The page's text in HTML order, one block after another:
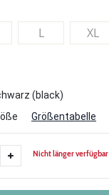
L XL
(black)
Größentabelle
Nicht länger verfügbar